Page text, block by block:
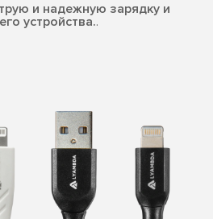
и надежную зарядку и
устройства..